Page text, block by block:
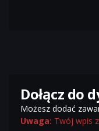
Dołącz do
Możesz dodać
Uwaga: Twój wpis